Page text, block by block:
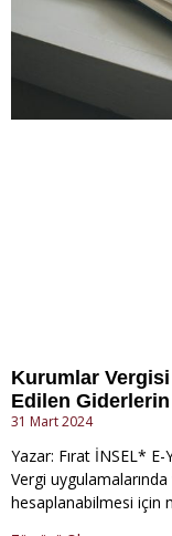
Kurumlar
Edilen
31 Mart 2024
Yazar: Fırat İNSEL*
Vergi uygulamalarında
hesaplanabilmesi için